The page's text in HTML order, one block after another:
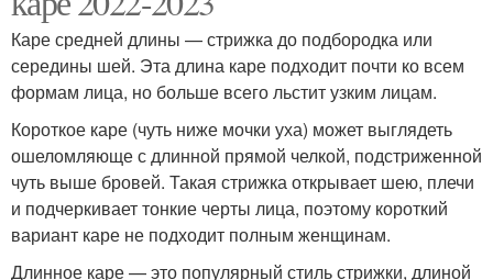
Каре средней длины — стрижка до подбородка или
середины шей. Эта длина каре подходит почти ко всем
формам лица, но больше всего льстит узким лицам.
Короткое каре (чуть ниже мочки уха) может выглядеть
ошеломляюще с длинной прямой челкой, подстриженной
чуть выше бровей. Такая стрижка открывает шею, плечи
и подчеркивает тонкие черты лица, поэтому короткий
вариант каре не подходит полным женщинам.
Длинное каре — это популярный стиль стрижки, длиной